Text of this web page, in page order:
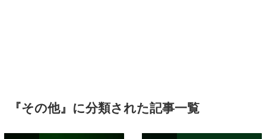
『その他』に分類された記事一覧